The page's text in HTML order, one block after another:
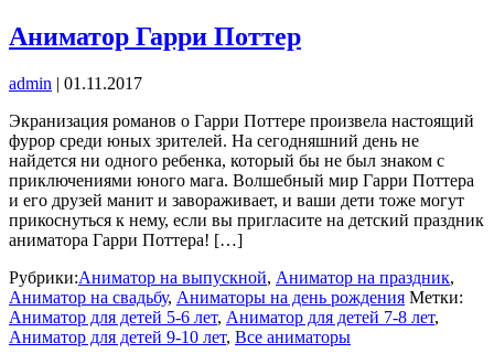
Аниматор Гарри Поттер
admin | 01.11.2017
Экранизация романов о Гарри Поттере произвела настоящий
фурор среди юных зрителей. На сегодняшний день не
найдется ни одного ребенка, который бы не был знаком с
приключениями юного мага. Волшебный мир Гарри Поттера
и его друзей манит и завораживает, и ваши дети тоже могут
прикоснуться к нему, если вы пригласите на детский праздник
аниматора Гарри Поттера! […]
Рубрики:Аниматор на выпускной, Аниматор на праздник,
Аниматор на свадьбу, Аниматоры на день рождения Метки:
Аниматор для детей 5-6 лет, Аниматор для детей 7-8 лет,
Аниматор для детей 9-10 лет, Все аниматоры